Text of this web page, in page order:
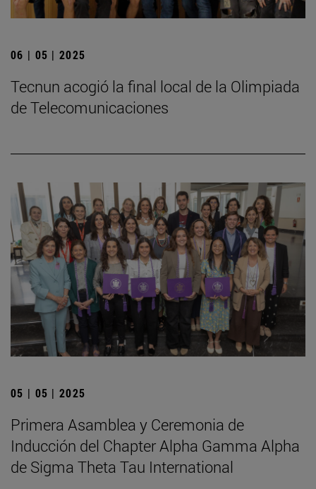
06 | 05 | 2025
­Tecnun acogió la final local de la Olimpiada
de Telecomunicaciones
05 | 05 | 2025
Primera Asamblea y Ceremonia de
Inducción del Chapter Alpha Gamma Alpha
de Sigma Theta Tau International